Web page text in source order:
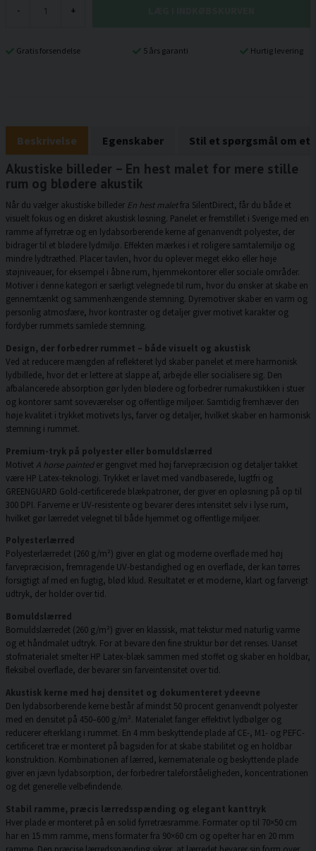
- +
Gratis forsendelse 5 års garanti Hurtig levering
Beskrivelse Egenskaber Stil et spørgsmål om et
Akustiske billeder – En hest malet for mere stille
rum og blødere akustik
Når du vælger akustiske billeder En hest maletfra SilentDirect, får du både et
visuelt fokus og en diskret akustisk løsning. Panelet er fremstillet i Sverige med en
ramme af fyrretræ og en lydabsorberende kerne af genanvendt polyester, der
bidrager til et blødere lydmiljø. Effekten mærkes i et roligere samtalemiljø og
mindre lydtræthed. Placer tavlen, hvor du oplever meget ekko eller høje
støjniveauer, for eksempel i åbne rum, hjemmekontorer eller sociale områder.
Motiver i denne kategori er særligt velegnede til rum, hvor du ønsker at skabe en
gennemtænkt og sammenhængende stemning. Dyremotiver skaber en varm og
personlig atmosfære, hvor kontraster og detaljer giver motivet karakter og
fordyber rummets samlede stemning.
Design, der forbedrer rummet – både visuelt og akustisk
Ved at reducere mængden af reflekteret lyd skaber panelet et mere harmonisk
lydbillede, hvor det er lettere at slappe af, arbejde eller socialisere sig. Den
afbalancerede absorption gør lyden blødere og forbedrer rumakustikken i stuer
og kontorer samt soveværelser og offentlige miljøer. Samtidig fremhæver den
høje kvalitet i trykket motivets lys, farver og detaljer, hvilket skaber en harmonisk
stemning i rummet.
Premium-tryk på polyester eller bomuldslærred
Motivet A horse painteder gengivet med høj farvepræcision og detaljer takket
være HP Latex-teknologi. Trykket er lavet med vandbaserede, lugtfri og
GREENGUARD Gold-certificerede blækpatroner, der giver en opløsning på op til
300 DPI. Farverne er UV-resistente og bevarer deres intensitet selv i lyse rum,
hvilket gør lærredet velegnet til både hjemmet og offentlige miljøer.
Polyesterlærred
Polyesterlærredet (260 g/m²) giver en glat og moderne overflade med høj
farvepræcision, fremragende UV-bestandighed og en overflade, der kan tørres
forsigtigt af med en fugtig, blød klud. Resultatet er et moderne, klart og farverigt
udtryk, der holder over tid.
Bomuldslærred
Bomuldslærredet (260 g/m²) giver en klassisk, mat tekstur med naturlig varme
og et håndmalet udtryk. For at bevare den fine struktur bør det renses. Uanset
stofmaterialet smelter HP Latex-blæk sammen med stoffet og skaber en holdbar,
fleksibel overflade, der bevarer sin farveintensitet over tid.
Akustisk kerne med høj densitet og dokumenteret ydeevne
Den lydabsorberende kerne består af mindst 50 procent genanvendt polyester
med en densitet på 450–600 g/m². Materialet fanger effektivt lydbølger og
reducerer efterklang i rummet. En 4 mm beskyttende plade af CE-, M1- og PEFC-
certificeret træ er monteret på bagsiden for at skabe stabilitet og en holdbar
konstruktion. Kombinationen af lærred, kernemateriale og beskyttende plade
giver en jævn lydabsorption, der forbedrer taleforståeligheden, koncentrationen
og det generelle velbefindende.
Stabil ramme, præcis lærredsspænding og elegant kanttryk
Hver plade er monteret på en solid fyrretræsramme. Formater op til 70×50 cm
har en 15 mm ramme, mens formater fra 90×60 cm og opefter har en 20 mm